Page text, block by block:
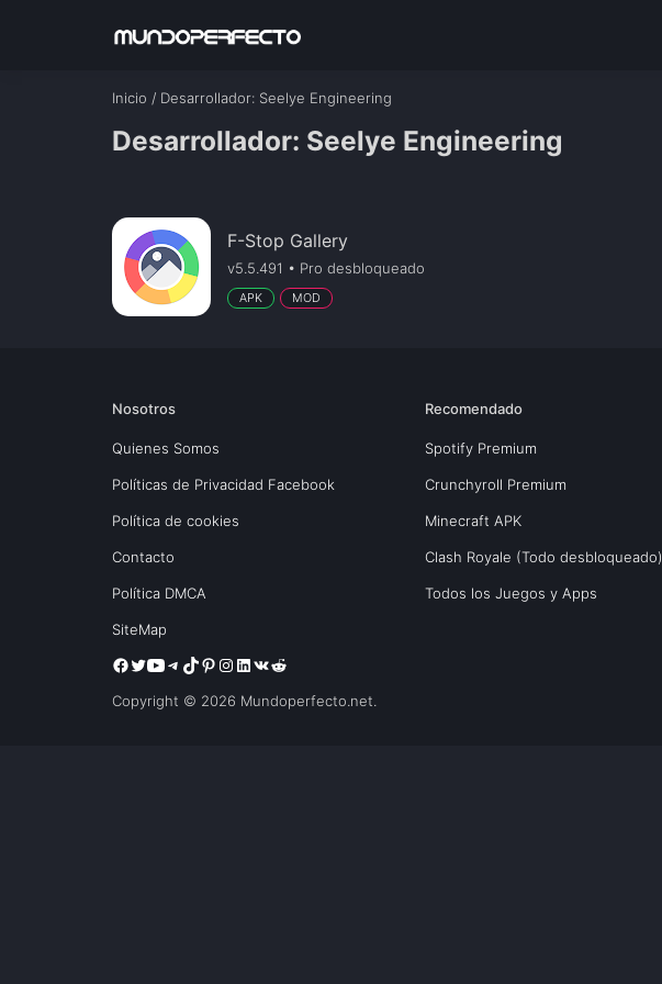
Inicio / Desarrollador: Seelye Engineering
Desarrollador: Seelye Engineering
F-Stop Gallery
v5.5.491 • Pro desbloqueado
APK MOD
Nosotros
Quienes Somos
Políticas de Privacidad Facebook
Política de cookies
Contacto
Política DMCA
SiteMap
Recomendado
Spotify Premium
Crunchyroll Premium
Minecraft APK
Clash Royale (Todo desbloqueado)
Todos los Juegos y Apps
Copyright © 2026 Mundoperfecto.net.